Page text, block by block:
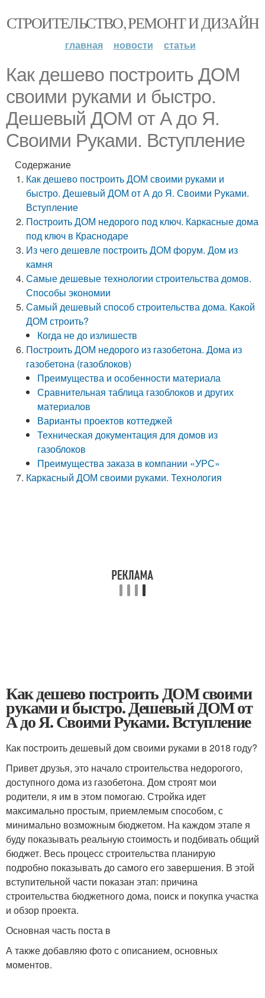
СТРОИТЕЛЬСТВО, РЕМОНТ И ДИЗАЙН
главная новости статьи
Как дешево построить ДОМ
своими руками и быстро.
Дешевый ДОМ от А до Я.
Своими Руками. Вступление
Содержание
Как дешево построить ДОМ своими руками и
быстро. Дешевый ДОМ от А до Я. Своими Руками.
Вступление
Построить ДОМ недорого под ключ. Каркасные дома
под ключ в Краснодаре
Из чего дешевле построить ДОМ форум. Дом из
камня
Самые дешевые технологии строительства домов.
Способы экономии
Самый дешевый способ строительства дома. Какой
ДОМ строить?
Когда не до излишеств
Построить ДОМ недорого из газобетона. Дома из
газобетона (газоблоков)
Преимущества и особенности материала
Сравнительная таблица газоблоков и других
материалов
Варианты проектов коттеджей
Техническая документация для домов из
газоблоков
Преимущества заказа в компании «УРС»
Каркасный ДОМ своими руками. Технология
Как дешево построить ДОМ своими
руками и быстро. Дешевый ДОМ от
А до Я. Своими Руками. Вступление
Как построить дешевый дом своими руками в 2018 году?
Привет друзья, это начало строительства недорогого,
доступного дома из газобетона. Дом строят мои
родители, я им в этом помогаю. Стройка идет
максимально простым, приемлемым способом, с
минимально возможным бюджетом. На каждом этапе я
буду показывать реальную стоимость и подбивать общий
бюджет. Весь процесс строительства планирую
подробно показывать до самого его завершения. В этой
вступительной части показан этап: причина
строительства бюджетного дома, поиск и покупка участка
и обзор проекта.
Основная часть поста в
А также добавляю фото с описанием, основных
моментов.